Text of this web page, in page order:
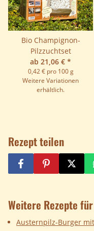
Bio Champignon-
Pilzzuchtset
ab 21,06 € *
0,42 € pro 100 g
Weitere Variationen
erhältlich.
Rezept teilen
Weitere Rezepte
Austernpilz-Burger